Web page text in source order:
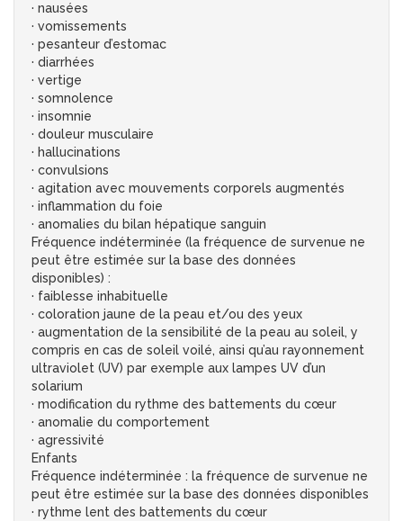
· nausées
· vomissements
· pesanteur d’estomac
· diarrhées
· vertige
· somnolence
· insomnie
· douleur musculaire
· hallucinations
· convulsions
· agitation avec mouvements corporels augmentés
· inflammation du foie
· anomalies du bilan hépatique sanguin
Fréquence indéterminée (la fréquence de survenue ne
peut être estimée sur la base des données
disponibles) :
· faiblesse inhabituelle
· coloration jaune de la peau et/ou des yeux
· augmentation de la sensibilité de la peau au soleil, y
compris en cas de soleil voilé, ainsi qu’au rayonnement
ultraviolet (UV) par exemple aux lampes UV d’un
solarium
· modification du rythme des battements du cœur
· anomalie du comportement
· agressivité
Enfants
Fréquence indéterminée : la fréquence de survenue ne
peut être estimée sur la base des données disponibles
· rythme lent des battements du cœur